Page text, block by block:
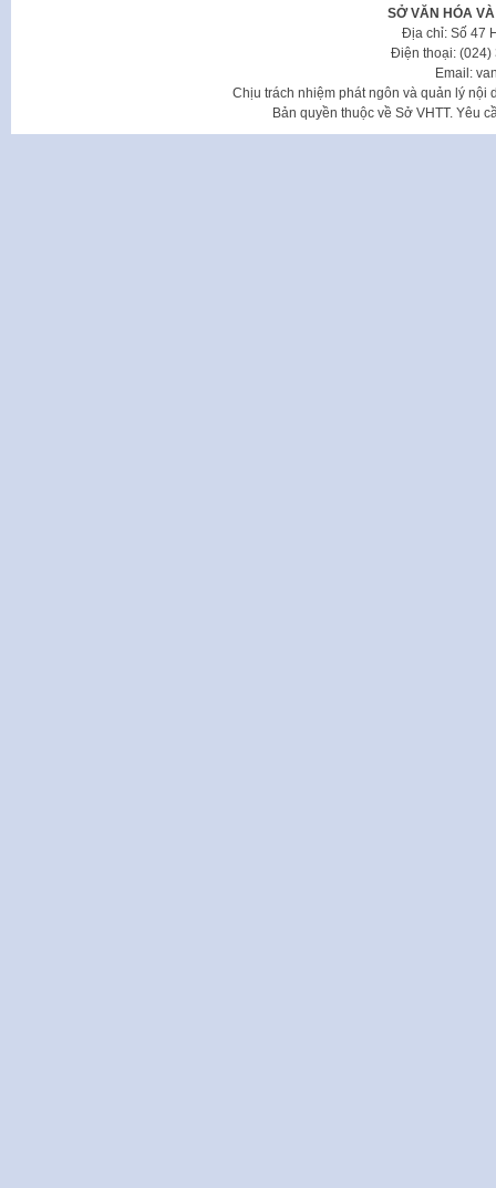
SỞ VĂN HÓA
Địa chỉ: Số 47
Điện thoại: (024)
Email:
Chịu trách nhiệm phát ngôn và quản lý nội
Bản quyền thuộc về Sở VHTT. Yêu